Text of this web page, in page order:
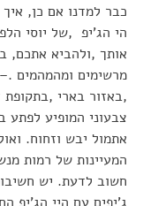
כבר למדנו אם כן,
הי הג'יפ  ,של יוסי
אותך ,ולהביא אתכם,
מרשימים ומהמהמים
,באזור בארי
צבעוני המופיע לפתע
אתמול יבש וזחוח.
המעיינות של רמות
חשוב לדעת. יש
ג'יפים עם היי הג'יפ